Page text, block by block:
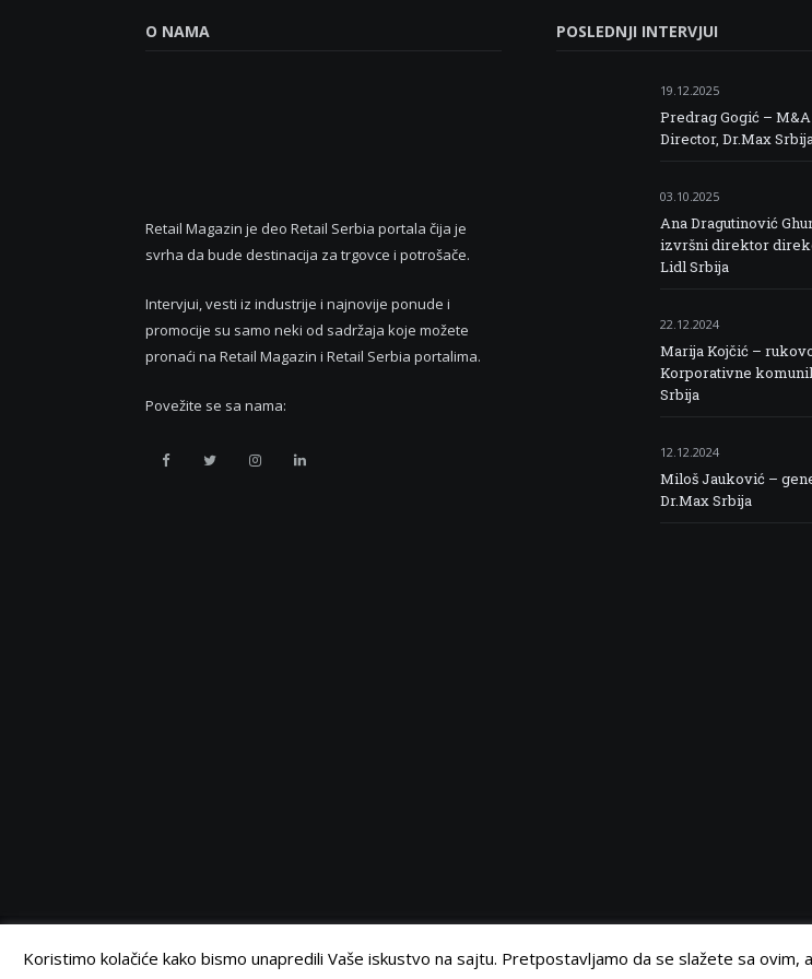
O NAMA
Retail Magazin je deo Retail Serbia portala čija je
svrha da bude destinacija za trgovce i potrošače.
Intervjui, vesti iz industrije i najnovije ponude i
promocije su samo neki od sadržaja koje možete
pronaći na Retail Magazin i Retail Serbia portalima.
Povežite se sa nama:
Retail Retail Retail Retail
POSLEDNJI INTERVJUI
19.12.2025
Predrag Gogić –
Director, Dr.Max
03.10.2025
Ana Dragutinović
izvršni direktor
Lidl Srbija
22.12.2024
Marija Kojčić –
Korporativne
Srbija
12.12.2024
Miloš Jauković –
Dr.Max Srbija
Koristimo kolačiće kako bismo unapredili Vaše iskustvo na sajtu. Pretpostavljamo da se slažete sa ovim,